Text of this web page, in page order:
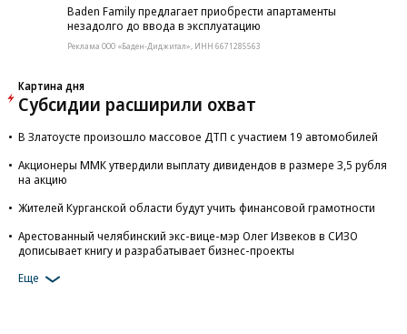
Baden Family предлагает приобрести апартаменты
незадолго до ввода в эксплуатацию
Реклама ООО «Баден-Диджитал», ИНН 6671285563
Картина дня
Субсидии расширили охват
В Златоусте произошло массовое ДТП с участием 19 автомобилей
Акционеры ММК утвердили выплату дивидендов в размере 3,5 рубля
на акцию
Жителей Курганской области будут учить финансовой грамотности
Арестованный челябинский экс-вице-мэр Олег Извеков в СИЗО
дописывает книгу и разрабатывает бизнес-проекты
Еще